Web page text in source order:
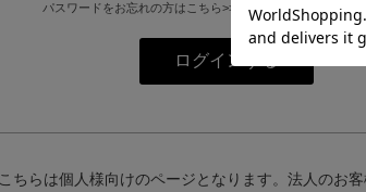
パスワードをお忘れの方はこちら>>
こちらは個人様向けのページとなります。法人のお